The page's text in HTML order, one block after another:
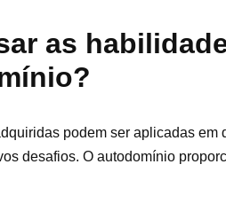
as
podem ser aplicadas
desafios. O autodomínio